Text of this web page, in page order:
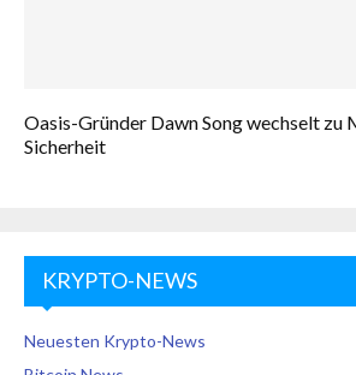
Oasis-Gründer Dawn Song wechselt zu
Sicherheit
KRYPTO-NEWS
Neuesten Krypto-News